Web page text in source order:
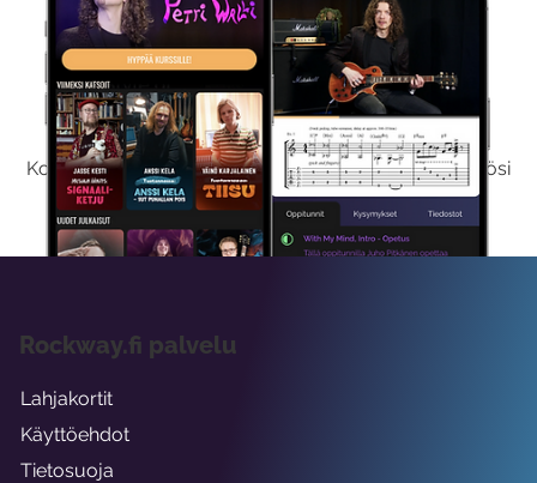
Kokeile Ilmaiseksi
Kokeilemalla ilmaiseksi saat koko sisältömme käyttöösi
viikon ajaksi.
Rockway.fi palvelu
Lahjakortit
Käyttöehdot
Tietosuoja